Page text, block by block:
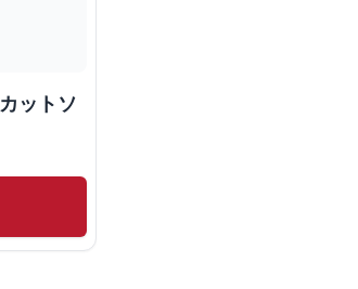
ットソ